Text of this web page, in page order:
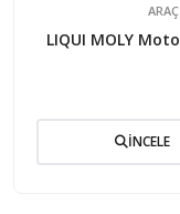
LIQUI MOLY
İNCELE